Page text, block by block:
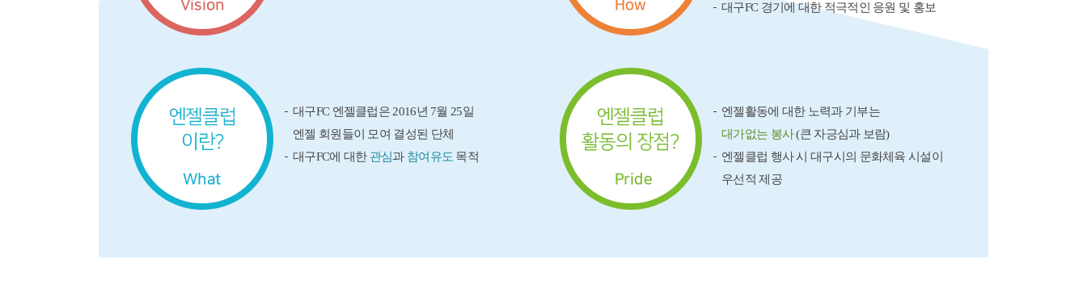
대구FC 경기에 대한 적극적인 응원 및 홍보
대구FC 엔젤클럽은 2016년 7월 25일
엔젤 회원들이 모여 결성된 단체
대구FC에 대한 관심과 참여유도 목적
엔젤활동에 대한 노력과 기부는
대가없는 봉사(큰 자긍심과 보람)
엔젤클럽 행사 시 대구시의 문화체육 시설이
우선적 제공